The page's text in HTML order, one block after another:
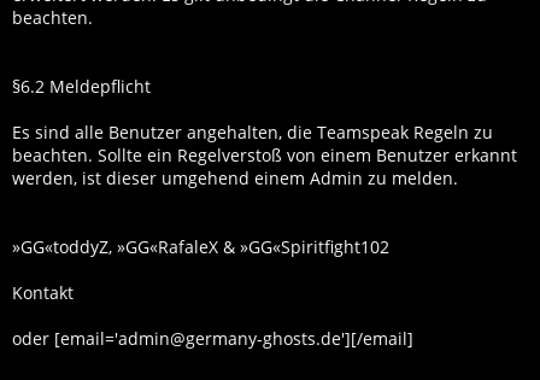
beachten.
§6.2 Meldepflicht
Es sind alle Benutzer angehalten, die Teamspeak Regeln zu
beachten. Sollte ein Regelverstoß von einem Benutzer erkannt
werden, ist dieser umgehend einem Admin zu melden.
»GG«toddyZ, »GG«RafaleX & »GG«Spiritfight102
Kontakt
oder [email='admin@germany-ghosts.de'][/email]